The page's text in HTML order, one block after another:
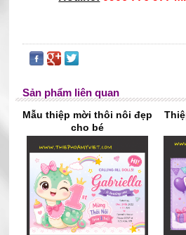
Sản phẩm liên quan
Mẫu thiệp mời thôi nôi đẹp
cho bé